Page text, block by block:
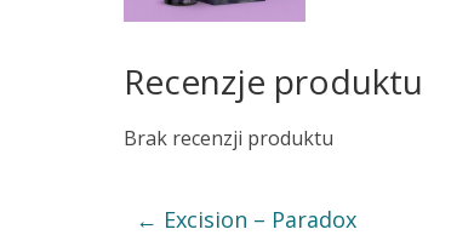
Recenzje produktu
Brak recenzji produktu
← Excision – Paradox